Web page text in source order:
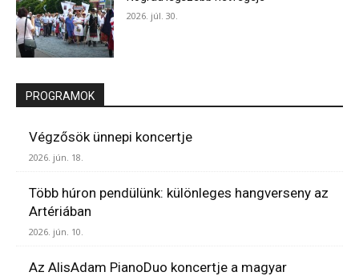
2026. júl. 30.
PROGRAMOK
Végzősök ünnepi koncertje
2026. jún. 18.
Több húron pendülünk: különleges hangverseny az
Artériában
2026. jún. 10.
Az AlisAdam PianoDuo koncertje a magyar